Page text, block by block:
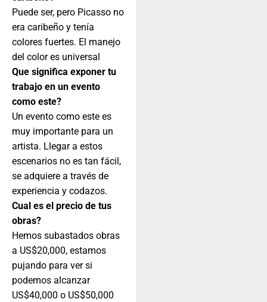
Puede ser, pero Picasso no
era caribeño y tenía
colores fuertes. El manejo
del color es universal
Que significa exponer tu
trabajo en un evento
como este?
Un evento como este es
muy importante para un
artista. Llegar a estos
escenarios no es tan fácil,
se adquiere a través de
experiencia y codazos.
Cual es el precio de tus
obras?
Hemos subastados obras
a US$20,000, estamos
pujando para ver si
podemos alcanzar
US$40,000 o US$50,000